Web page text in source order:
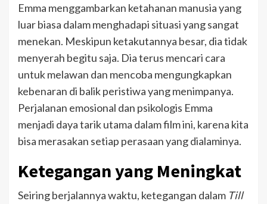
Emma menggambarkan ketahanan manusia yang
luar biasa dalam menghadapi situasi yang sangat
menekan. Meskipun ketakutannya besar, dia tidak
menyerah begitu saja. Dia terus mencari cara
untuk melawan dan mencoba mengungkapkan
kebenaran di balik peristiwa yang menimpanya.
Perjalanan emosional dan psikologis Emma
menjadi daya tarik utama dalam film ini, karena kita
bisa merasakan setiap perasaan yang dialaminya.
Ketegangan yang Meningkat
Seiring berjalannya waktu, ketegangan dalam Till